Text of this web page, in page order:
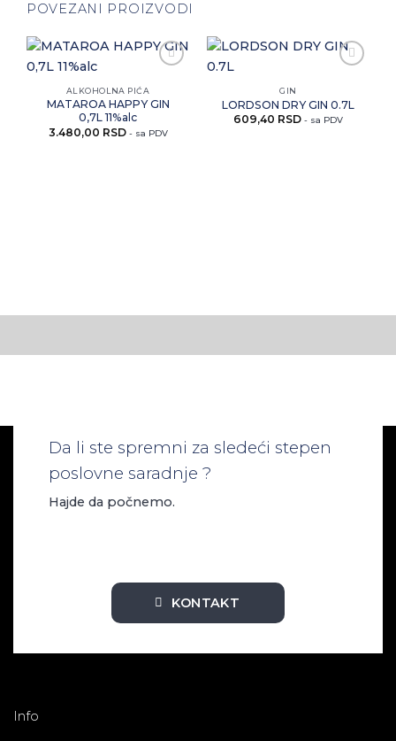
POVEZANI PROIZVODI
artikal
ALKOHOLNA PIĆA
MATAROA HAPPY GIN
0,7L 11%alc
3.480,00 RSD - sa PDV
artikal
GIN
LORDSON DRY GIN 0.7L
609,40 RSD - sa PDV
Da li ste spremni za sledeći stepen
poslovne saradnje ?
Hajde da počnemo.
KONTAKT
Info